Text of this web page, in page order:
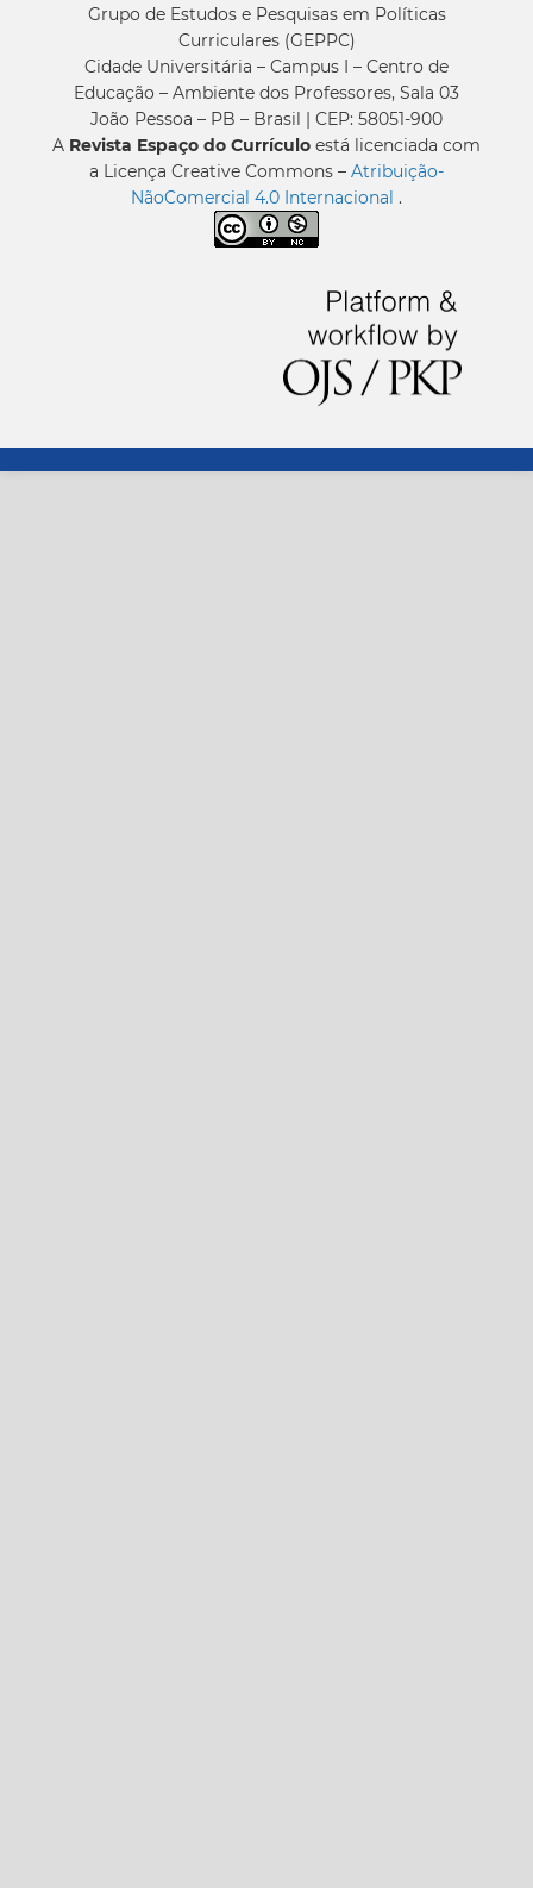
Grupo de Estudos e Pesquisas em Políticas
Curriculares (GEPPC)
Cidade Universitária – Campus I – Centro de
Educação – Ambiente dos Professores, Sala 03
João Pessoa – PB – Brasil | CEP: 58051-900
A Revista Espaço do Currículo está licenciada com
a Licença Creative Commons – Atribuição-
NãoComercial 4.0 Internacional .